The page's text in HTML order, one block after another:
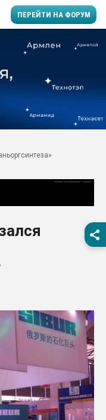
ПЕРЕЙТИ НА ФОРУМ
заводу пластмасс"
28.07.2026
пластмасс
28.07.2026
ПЕРЕЙТИ НА